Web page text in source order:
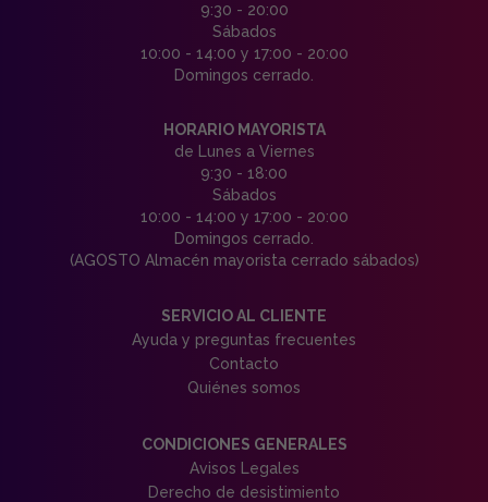
9:30 - 20:00
Sábados
10:00 - 14:00 y 17:00 - 20:00
Domingos cerrado.
HORARIO MAYORISTA
de Lunes a Viernes
9:30 - 18:00
Sábados
10:00 - 14:00 y 17:00 - 20:00
Domingos cerrado.
(AGOSTO Almacén mayorista cerrado sábados)
SERVICIO AL CLIENTE
Ayuda y preguntas frecuentes
Contacto
Quiénes somos
CONDICIONES GENERALES
Avisos Legales
Derecho de desistimiento